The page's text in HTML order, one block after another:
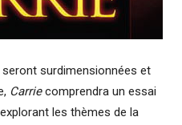
seront surdimensionnées et
Carriecomprendra un essai
les thèmes de la